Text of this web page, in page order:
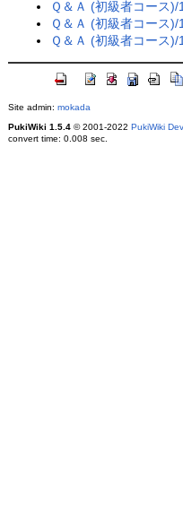
Ｑ＆Ａ (初級者コース)/
Ｑ＆Ａ (初級者コース)/
Ｑ＆Ａ (初級者コース)/
Site admin: mokada
PukiWiki 1.5.4© 2001-2022 PukiWiki
convert time: 0.008 sec.